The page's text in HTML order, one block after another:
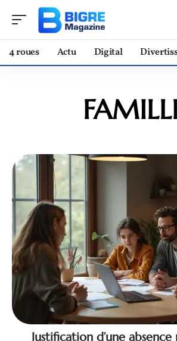
4 roues Actu Digital
Justification d’une